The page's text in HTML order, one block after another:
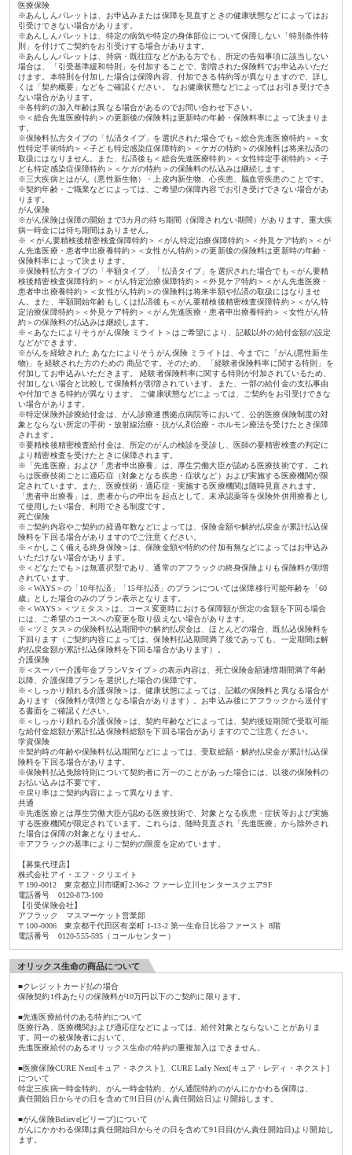
医療保険
※あんしんパレットは、お申込みまたは保障を見直すときの健康状態などによってはお
引受けできない場合があります。
※あんしんパレットは、特定の病気や特定の身体部位について保障しない「特別条件特
則」を付けてご契約をお引受けする場合があります。
※あんしんパレットは、持病・既往症などがある方でも、所定の告知事項に該当しない
場合は、「引受基準緩和特則」を付加することで、割増された保険料でお申込みいただ
けます。本特則を付加した場合は保障内容、付加できる特約等が異なりますので、詳し
くは「契約概要」などをご確認ください。 なお健康状態などによってはお引き受けでき
ない場合があります。
※各特約の加入年齢は異なる場合があるのでお問い合わせ下さい。
※＜総合先進医療特約＞の更新後の保険料は更新時の年齢・保険料率によって決まりま
す。
※保険料払方タイプの「払済タイプ」を選択された場合でも＜総合先進医療特約＞＜女
性特定手術特約＞＜子ども特定感染症保障特約＞＜ケガの特約＞の保険料は将来払済の
取扱にはなりません。また、払済後も＜総合先進医療特約＞＜女性特定手術特約＞＜子
ども特定感染症保障特約＞＜ケガの特約＞の保険料の払込みは継続します。
※三大疾病とはがん（悪性新生物）・上皮内新生物、心疾患、脳血管疾患のことです。
※契約年齢・ご職業などによっては、ご希望の保障内容でお引き受けできない場合があ
ります。
がん保険
※がん保険は保障の開始まで3カ月の待ち期間（保障されない期間）があります。重大疾
病一時金には待ち期間はありません。
※ ＜がん要精検後精密検査保障特約＞＜がん特定治療保障特約＞＜外見ケア特約＞＜が
ん先進医療・患者申出療養特約＞＜女性がん特約＞の更新後の保険料は更新時の年齢・
保険料率によって決まります。
※保険料払方タイプの「半額タイプ」「払済タイプ」を選択された場合でも＜がん要精
検後精密検査保障特約＞＜がん特定治療保障特約＞＜外見ケア特約＞＜がん先進医療・
患者申出療養特約＞＜女性がん特約＞の保険料は将来半額や払済の取扱にはなりませ
ん。また、半額開始年齢もしくは払済後も＜がん要精検後精密検査保障特約＞＜がん特
定治療保障特約＞＜外見ケア特約＞＜がん先進医療・患者申出療養特約＞＜女性がん特
約＞の保険料の払込みは継続します。
※＜あなたによりそうがん保険 ミライト＞はご希望により、記載以外の給付金額の設定
などができます。
※がんを経験された あなたによりそうがん保険 ミライトは、今までに「がん(悪性新生
物)」を経験された方のための 商品です。そのため、「経験者保険料率に関する特則」を
付加してお申込みいただきます。 経験者保険料率に関する特則が付加されているため、
付加しない場合と比較して保険料が割増されています。また、一部の給付金の支払事由
や付加できる特約が異なります。 ご健康状態などによっては、ご契約をお引受けできな
い場合があります。
※特定保険外診療給付金は、がん診療連携拠点病院等において、公的医療保険制度の対
象とならない所定の手術・放射線治療・抗がん剤治療・ホルモン療法を受けたとき保障
されます。
※要精検後精密検査給付金は、所定のがんの検診を受診し、医師の要精密検査の判定に
より精密検査を受けたときに保障されます。
※「先進医療」および「患者申出療養」は、厚生労働大臣が認める医療技術です。これ
らは医療技術ごとに適応症（対象となる疾患・症状など）および実施する医療機関が限
定されています。また、医療技術・適応症・実施する医療機関は随時見直されます。
「患者申出療養」は、患者からの申出を起点として、未承認薬等を保険外併用療養とし
て使用したい場合、利用できる制度です。
死亡保険
※ご契約内容やご契約の経過年数などによっては、保険金額や解約払戻金が累計払込保
険料を下回る場合がありますのでご注意ください。
※＜かしこく備える終身保険＞は、保険金額や特約の付加有無などによってはお申込み
いただけない場合があります。
※＜どなたでも＞は無選択型であり、通常のアフラックの終身保険よりも保険料が割増
されています。
※＜WAYS＞の「10年払済」「15年払済」のプランについては保障移行可能年齢を「60
歳」とした場合のみのプラン表示となります。
※＜WAYS＞＜ツミタス＞は、コース変更時における保障額が所定の金額を下回る場合
には、ご希望のコースへの変更を取り扱えない場合があります。
※＜ツミタス＞の保険料払込期間中の解約払戻金は、ほとんどの場合、既払込保険料を
下回ります（ご契約内容によっては、保険料払込期間満了後であっても、一定期間は解
約払戻金額が累計払込保険料を下回る場合があります）。
介護保険
※＜スーパー介護年金プランVタイプ＞の表示内容は、死亡保険金額逓増期間満了年齢
以降、介護保障プランを選択した場合の保障です。
※＜しっかり頼れる介護保険＞は、健康状態によっては、記載の保険料と異なる場合が
あります（保険料が割増となる場合があります）。お申込み後にアフラックから送付す
る書面をご確認ください。
※＜しっかり頼れる介護保険＞は、契約年齢などによっては、契約後短期間で受取可能
な給付金総額が累計払込保険料総額を下回る場合がありますのでご注意ください。
学資保険
※契約時の年齢や保険料払込期間などによっては、受取総額・解約払戻金が累計払込保
険料を下回る場合があります。
※保険料払込免除特則について契約者に万一のことがあった場合には、以後の保険料の
お払い込みは不要です。
※戻り率はご契約内容によって異なります。
共通
※先進医療とは厚生労働大臣が認める医療技術で、対象となる疾患・症状等および実施
する医療機関が限定されています。これらは、随時見直され「先進医療」から除外され
た場合は保障の対象となりません。
※アフラックの基準によりご契約の限度を定めています。
【募集代理店】
株式会社アイ・エフ・クリエイト
〒190-0012 東京都立川市曙町2-36-2 ファーレ立川センタースクエア9F
電話番号 0120-873-100
【引受保険会社】
アフラック マスマーケット営業部
〒100-0006 東京都千代田区有楽町 1-13-2 第一生命日比谷ファースト 8階
電話番号 0120-555-595（コールセンター）
オリックス生命の商品について
■クレジットカード払の場合
保険契約1件あたりの保険料が10万円以下のご契約に限ります。
■先進医療給付のある特約について
医療行為、医療機関および適応症などによっては、給付対象とならないことがありま
す。同一の被保険者において、
先進医療給付のあるオリックス生命の特約の重複加入はできません。
■医療保険CURE Next[キュア・ネクスト]、CURE Lady Next[キュア・レディ・ネクスト]
について
特定三疾病一時金特約、がん一時金特約、がん通院特約のがんにかかわる保障は、
責任開始日からその日を含めて91日目(がん責任開始日)より開始します。
■がん保険Believe[ビリーブ]について
がんにかかわる保障は責任開始日からその日を含めて91日目(がん責任開始日)より開始し
ます。